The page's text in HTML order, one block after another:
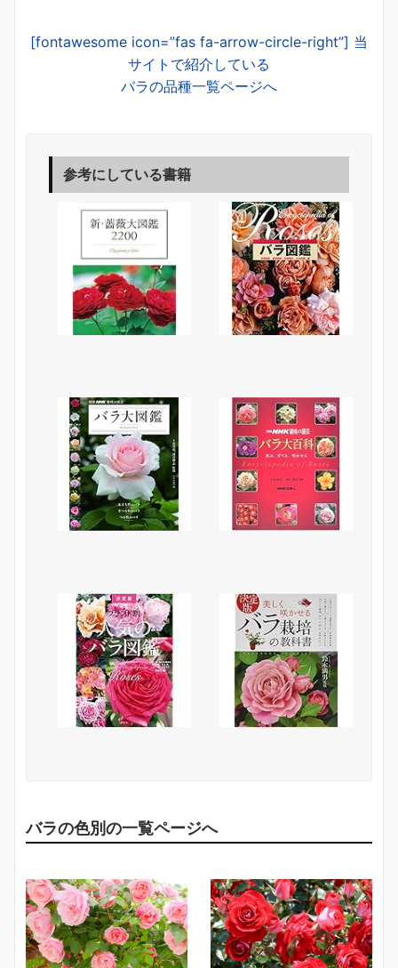
[fontawesome icon=”fas fa-arrow-circle-right”] 当
サイトで紹介している
バラの品種一覧ページへ
参考にしている書籍
バラの色別の一覧ページへ